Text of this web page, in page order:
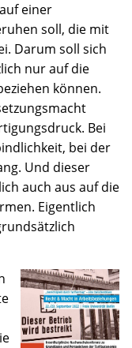
einer
soll, die mit
Darum soll sich
nur auf die
können.
Bei
bei der
Und dieser
auch aus auf die
Eigentlich